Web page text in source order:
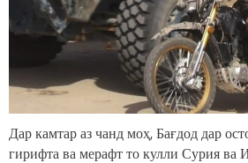
Дар камтар аз чанд моҳ, Бағдод дар
гирифта ва мерафт то кулли Сурия ва